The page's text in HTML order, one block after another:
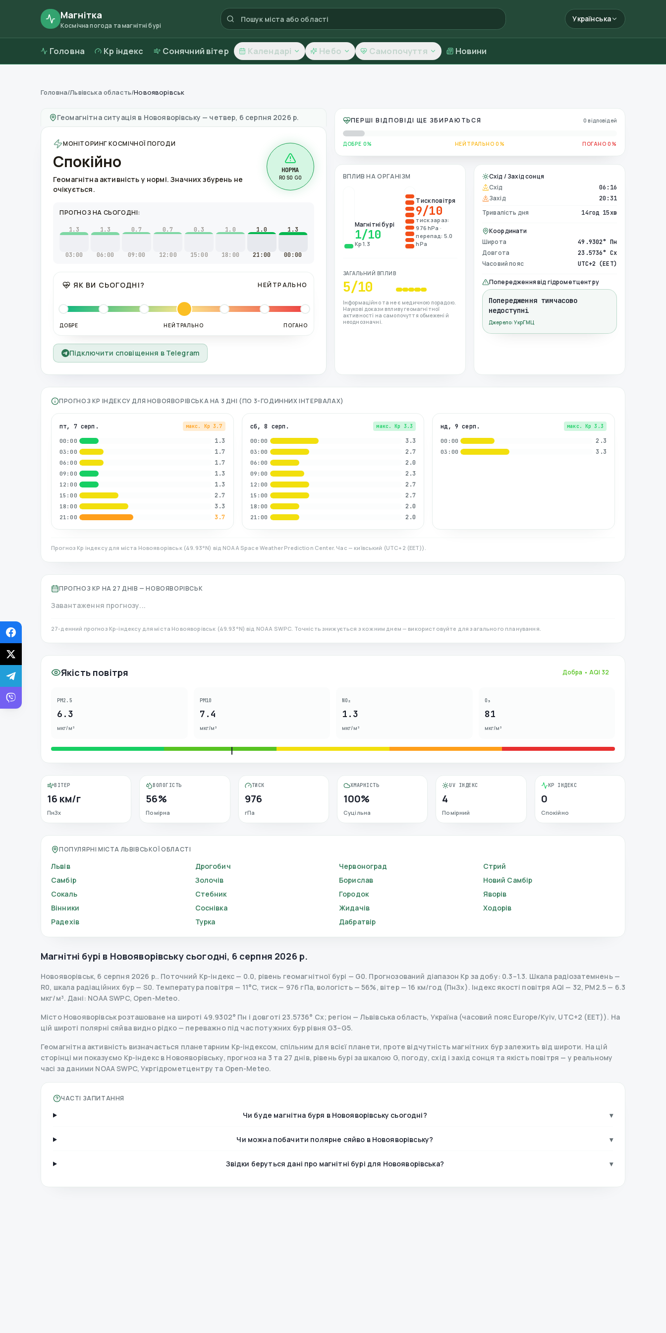
Магнітка
Космічна погода та магнітні бурі
Українська
Головна Kp індекс Сонячний вітер Календарі Небо Самопочуття Новини
Магнітні бурі вНовояворівську—погода та якість повітря
Головна/Львівська область/Новояворівськ
Геомагнітна ситуація в Новояворівську — четвер, 6 серпня 2026 р.
МОНІТОРИНГ КОСМІЧНОЇ ПОГОДИ
Спокійно
Геомагнітна активність у нормі. Значних збурень не
очікується.
НОРМА
R0 S0 G0
ПРОГНОЗ НА СЬОГОДНІ:
1.3
03:00
1.3
06:00
0.7
09:00
0.7
12:00
0.3
15:00
1.0
18:00
1.0
21:00
1.3
00:00
ЯК ВИ СЬОГОДНІ? НЕЙТРАЛЬНО
ДОБРЕ НЕЙТРАЛЬНО ПОГАНО
Підключити сповіщення в Telegram
ПЕРШІ ВІДПОВІДІ ЩЕ ЗБИРАЮТЬСЯ 0 відповідей
ДОБРЕ 0% НЕЙТРАЛЬНО 0% ПОГАНО 0%
ВПЛИВ НА ОРГАНІЗМ
Магнітні бурі
1/10
Kp 1.3
Тиск повітря
9/10
тиск зараз:
976 hPa ·
перепад: 5.0
hPa
ЗАГАЛЬНИЙ ВПЛИВ
5/10
Інформаційно та не є медичною порадою.
Наукові докази впливу геомагнітної
активності на самопочуття обмежені й
неоднозначні.
Схід / Захід сонця
Схід
06:16
Захід 20:31
Тривалість дня 14год 15хв
Координати
Широта
49.9302° Пн
Довгота 23.5736° Сх
Часовий пояс UTC+2 (EET)
Попередження від гідрометцентру
Попередження тимчасово
недоступні
Джерело: УкрГМЦ
ПРОГНОЗ KP ІНДЕКСУ ДЛЯ НОВОЯВОРІВСЬКАНА 3 ДНІ (ПО 3-ГОДИННИХ ІНТЕРВАЛАХ)
пт, 7 серп. макс. Kp 3.7
00:00 1.3
03:00 1.7
06:00 1.7
09:00 1.3
12:00 1.3
15:00 2.7
18:00 3.3
21:00 3.7
сб, 8 серп. макс. Kp 3.3
00:00 3.3
03:00 2.7
06:00 2.0
09:00 2.3
12:00 2.7
15:00 2.7
18:00 2.0
21:00 2.0
нд, 9 серп. макс. Kp 3.3
00:00 2.3
03:00 3.3
Прогноз Kp індексу для міста Новояворівськ(49.93°N) від NOAA Space Weather Prediction Center. Час — київський (UTC+2 (EET)).
ПРОГНОЗ KP НА 27 ДНІВ — НОВОЯВОРІВСЬК
Завантаження прогнозу...
27-денний прогноз Kp-індексу для міста Новояворівськ (49.93 °N) від NOAA SWPC. Точність знижується з кожним днем — використовуйте для загального планування.
Якість повітря Добра • AQI 32
PM2.5
6.3
мкг/м³
PM10
7.4
мкг/м³
NO₂
1.3
мкг/м³
O₃
81
мкг/м³
ВІТЕР
16 км/г
ПнЗх
ВОЛОГІСТЬ
56%
Помірна
ТИСК
976
гПа
ХМАРНІСТЬ
100%
Суцільна
UV ІНДЕКС
4
Помірний
KP ІНДЕКС
0
Спокійно
ПОПУЛЯРНІ МІСТА ЛЬВІВСЬКОЇ ОБЛАСТІ
Львів Дрогобич Червоноград
Стрий
Самбір
Золочів Борислав
Новий Самбір
Сокаль
Стебник Городок
Яворів
Вінники
Соснівка Жидачів
Ходорів
Радехів
Турка Дабратвір
Магнітні бурі в Новояворівську сьогодні, 6 серпня 2026 р.
Новояворівськ, 6 серпня 2026 р.. Поточний Kp-індекс — 0.0, рівень геомагнітної бурі — G0. Прогнозований діапазон Kp за добу: 0.3–1.3. Шкала радіозатемнень—
R0, шкала радіаційних бур — S0. Температура повітря — 11°C, тиск — 976 гПа, вологість — 56%, вітер — 16 км/год (ПнЗх). Індекс якості повітря AQI — 32, PM2.5 — 6.3
мкг/м³. Дані: NOAA SWPC, Open-Meteo.
Місто Новояворівськ розташоване на широті 49.9302° Пн і довготі 23.5736° Сх; регіон — Львівська область, Україна (часовий пояс Europe/Kyiv, UTC+2 (EET)). На
цій широті полярні сяйва видно рідко — переважно під час потужних бур рівня G3–G5.
Геомагнітна активність визначається планетарним Kp-індексом, спільним для всієї планети, проте відчутність магнітних бур залежить від широти. На цій
сторінці ми показуємо Kp-індекс в Новояворівську, прогноз на 3 та 27 днів, рівень бурі за шкалою G, погоду, схід і захід сонця та якість повітря — у реальному
часі за даними NOAA SWPC, Укргідрометцентру та Open-Meteo.
ЧАСТІ ЗАПИТАННЯ
Чи буде магнітна буря в Новояворівську сьогодні? ▾
Чи можна побачити полярне сяйво в Новояворівську? ▾
Звідки беруться дані про магнітні бурі для Новояворівська? ▾